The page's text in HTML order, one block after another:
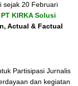
sejak 20 Februari
PT KIRKA Solusi
Actual & Factual
Partisipasi Jurnalis
dan kegiatan